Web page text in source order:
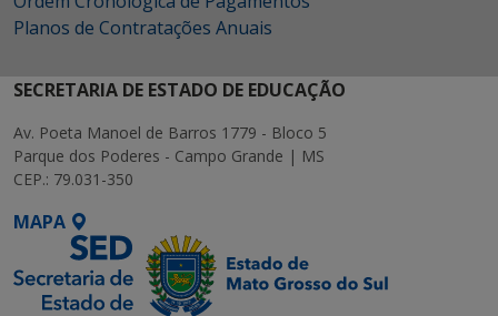
Planos de Contratações Anuais
SECRETARIA DE ESTADO DE EDUCAÇÃO
Av. Poeta Manoel de Barros 1779 - Bloco 5
Parque dos Poderes - Campo Grande | MS
CEP.: 79.031-350
MAPA